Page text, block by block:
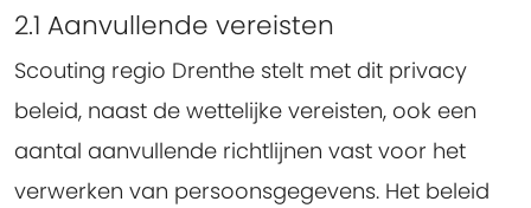
2.1 Aanvullende vereisten
Scouting regio Drenthe stelt met dit privacy
beleid, naast de wettelijke vereisten, ook een
aantal aanvullende richtlijnen vast voor het
verwerken van persoonsgegevens. Het beleid